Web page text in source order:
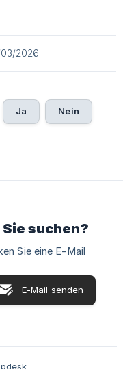
03/2026
Ja Nein
suchen?
Sie eine E-Mail
E-Mail senden